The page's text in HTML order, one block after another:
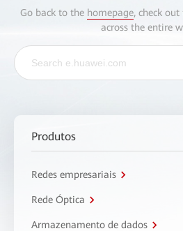
Go back to the homepage, check out
across the entire
Produtos
Redes empresariais
Rede Óptica
Armazenamento de dados